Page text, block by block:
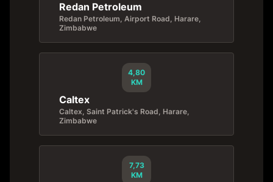
Redan Petroleum
Redan Petroleum, Airport Road, Harare,
Zimbabwe
4,80
KM
Caltex
Caltex, Saint Patrick's Road, Harare,
Zimbabwe
7,73
KM